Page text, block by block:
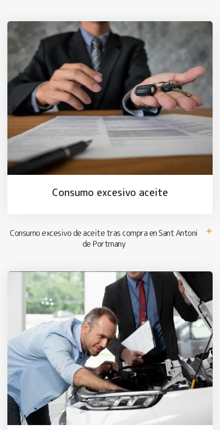
Consumo excesivo aceite
Consumo excesivo de aceite tras compra en Sant Antoni
de Portmany